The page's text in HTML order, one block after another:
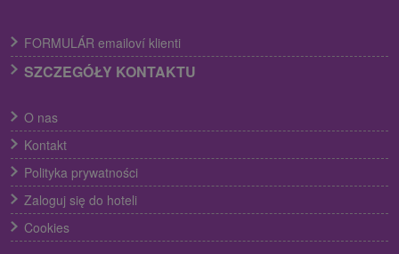
FORMULÁR emailoví klienti
SZCZEGÓŁY KONTAKTU
O nas
Kontakt
Polityka prywatności
Zaloguj się do hoteli
Cookies